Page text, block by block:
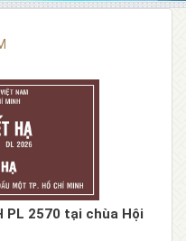
PL 2570 tại chùa Hội